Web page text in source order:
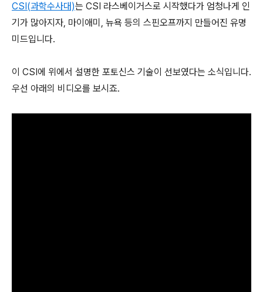
CSI(과학수사대)는 CSI 라스베이거스로 시작했다가 엄청나게 인
기가 많아지자, 마이애미, 뉴욕 등의 스핀오프까지 만들어진 유명
미드입니다.
이 CSI에 위에서 설명한 포토신스 기술이 선보였다는 소식입니다.
우선 아래의 비디오를 보시죠.